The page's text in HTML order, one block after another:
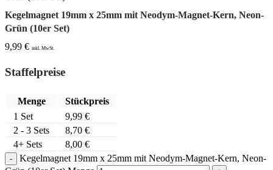
Kegelmagnet 19mm x 25mm mit Neodym-Magnet-Kern, Neon-
Grün (10er Set)
9,99 € inkl. MwSt.
Staffelpreise
Menge
Stückpreis
1 Set 9,99 €
2 - 3 Sets
8,70 €
4+ Sets
8,00 €
Kegelmagnet 19mm x 25mm mit Neodym-Magnet-Kern, Neon-